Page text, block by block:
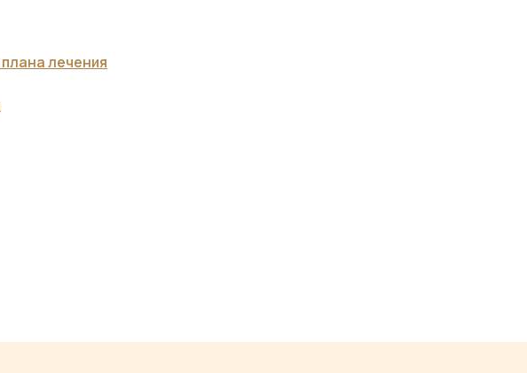
лечения